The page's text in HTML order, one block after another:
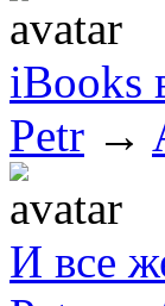
iBooks
Petr →
И все